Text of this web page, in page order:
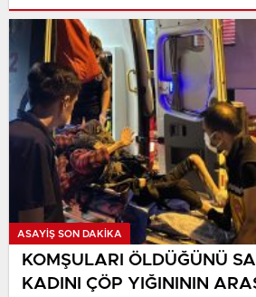
ASAYIŞ SON DAKİKA
KOMŞULARI ÖLDÜĞÜNÜ
KADINI ÇÖP YIĞINININ